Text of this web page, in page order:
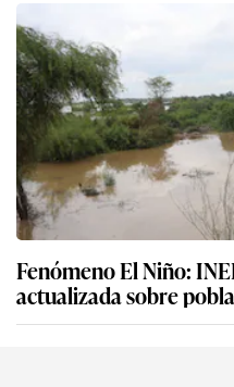
Fenómeno El Niño:
actualizada sobre